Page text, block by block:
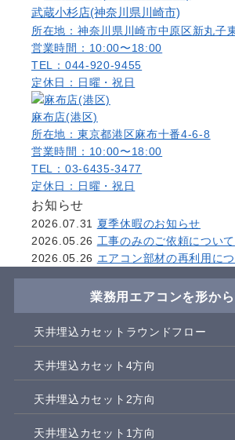
武蔵小杉店(神奈川県川崎市)
所在地：神奈川県川崎市中原区新丸子
営業時間：10:00〜18:00
TEL：044-920-9455
定休日：日曜・祝日
麻布店(港区)
所在地：東京都港区麻布十番4-6-8
営業時間：10:00〜18:00
TEL：03-6435-3477
定休日：日曜・祝日
お知らせ
2026.07.31
夏季休暇のお知らせ
2026.05.26 工事のみのご依頼について
2026.05.26 エアコン部材の再利用に
業務用エアコンを形か
天井埋込カセットラウンドフロー
天井埋込カセット4方向
天井埋込カセット2方向
天井埋込カセット1方向